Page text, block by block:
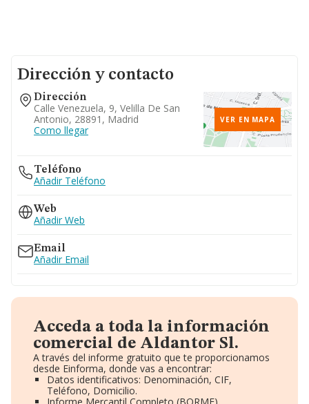
Dirección y contacto
Dirección
Calle Venezuela, 9, Velilla De San
Antonio, 28891, Madrid
Como llegar
VER EN MAPA
Teléfono
Añadir Teléfono
Web
Añadir Web
Email
Añadir Email
Acceda a toda la información
comercial de Aldantor Sl.
A través del informe gratuito que te proporcionamos
desde Einforma, donde vas a encontrar:
Datos identificativos: Denominación, CIF,
Teléfono, Domicilio.